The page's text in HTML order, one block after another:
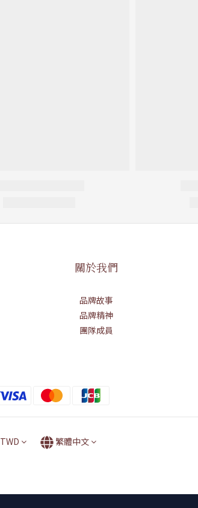
關於我們
品牌故事
品牌精神
團隊成員
TWD 繁體中文